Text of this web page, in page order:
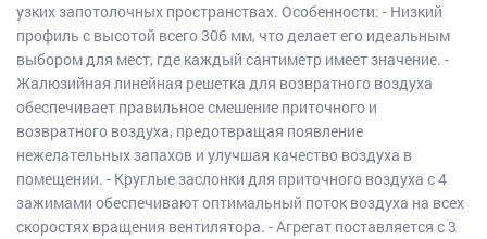
узких запотолочных пространствах. Особенности: - Низкий
профиль с высотой всего 306 мм, что делает его идеальным
выбором для мест, где каждый сантиметр имеет значение. -
Жалюзийная линейная решетка для возвратного воздуха
обеспечивает правильное смешение приточного и
возвратного воздуха, предотвращая появление
нежелательных запахов и улучшая качество воздуха в
помещении. - Круглые заслонки для приточного воздуха с 4
зажимами обеспечивают оптимальный поток воздуха на всех
скоростях вращения вентилятора. - Агрегат поставляется с 3